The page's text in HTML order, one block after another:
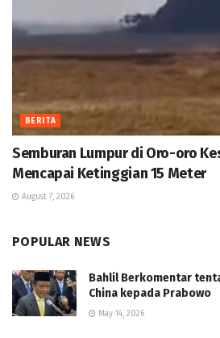
BERITA
Semburan Lumpur di Oro-oro
Mencapai Ketinggian 15 Meter
August 7, 2026
POPULAR NEWS
Bahlil Berkomentar
China kepada Prabowo
May 14, 2026